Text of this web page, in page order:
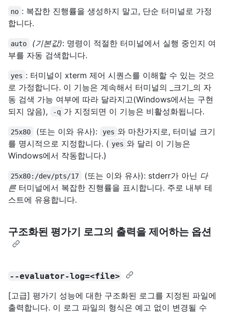
no : 복잡한 진행률을 생성하지 말고, 단순 터미널로 가정
합니다.
auto (기본값): 명령이 적절한 터미널에서 실행 중인지 여
부를 자동 검색합니다.
yes : 터미널이 xterm 제어 시퀀스를 이해할 수 있는 것으
로 가정합니다. 이 기능은 계속해서 터미널의 _크기_의 자
동 검색 가능 여부에 따라 달라지고(Windows에서는 구현
되지 않음),
-q 가 지정되면 이 기능은 비활성화됩니다.
25x80 (또는 이와 유사): yes 와 마찬가지로, 터미널 크기
를 명시적으로 지정합니다. ( yes 와 달리 이 기능은
Windows에서 작동합니다.)
25x80:/dev/pts/17 (또는 이와 유사): stderr가 아닌 다
른 터미널에서 복잡한 진행률을 표시합니다. 주로 내부 테
스트에 유용합니다.
구조화된 평가기 로그의 출력을 제어하는 옵션
--evaluator-log=<file>
[고급] 평가기 성능에 대한 구조화된 로그를 지정된 파일에
출력합니다. 이 로그 파일의 형식은 예고 없이 변경될 수